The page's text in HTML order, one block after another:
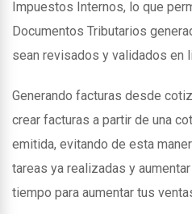
Impuestos Internos, lo que
Documentos Tributarios
sean revisados y validados en
Generando facturas desde
crear facturas a partir de una
emitida, evitando de esta
tareas ya realizadas y
tiempo para aumentar tus